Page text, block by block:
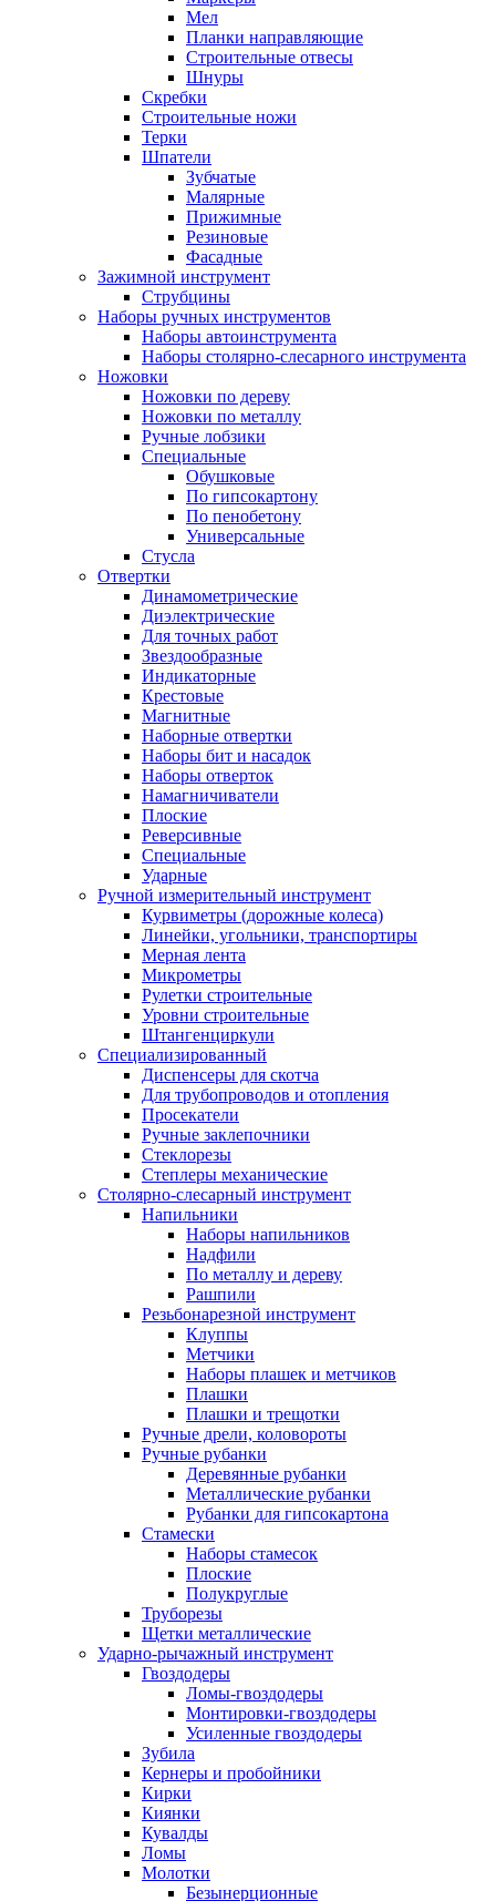
Мел
Планки направляющие
Строительные отвесы
Шнуры
Скребки
Строительные ножи
Терки
Шпатели
Зубчатые
Малярные
Прижимные
Резиновые
Фасадные
Зажимной инструмент
Струбцины
Наборы ручных инструментов
Наборы автоинструмента
Наборы столярно-слесарного инструмента
Ножовки
Ножовки по дереву
Ножовки по металлу
Ручные лобзики
Специальные
Обушковые
По гипсокартону
По пенобетону
Универсальные
Стусла
Отвертки
Динамометрические
Диэлектрические
Для точных работ
Звездообразные
Индикаторные
Крестовые
Магнитные
Наборные отвертки
Наборы бит и насадок
Наборы отверток
Намагничиватели
Плоские
Реверсивные
Специальные
Ударные
Ручной измерительный инструмент
Курвиметры (дорожные колеса)
Линейки, угольники, транспортиры
Мерная лента
Микрометры
Рулетки строительные
Уровни строительные
Штангенциркули
Специализированный
Диспенсеры для скотча
Для трубопроводов и отопления
Просекатели
Ручные заклепочники
Стеклорезы
Степлеры механические
Столярно-слесарный инструмент
Напильники
Наборы напильников
Надфили
По металлу и дереву
Рашпили
Резьбонарезной инструмент
Клуппы
Метчики
Наборы плашек и метчиков
Плашки
Плашки и трещотки
Ручные дрели, коловороты
Ручные рубанки
Деревянные рубанки
Металлические рубанки
Рубанки для гипсокартона
Стамески
Наборы стамесок
Плоские
Полукруглые
Труборезы
Щетки металлические
Ударно-рычажный инструмент
Гвоздодеры
Ломы-гвоздодеры
Монтировки-гвоздодеры
Усиленные гвоздодеры
Зубила
Кернеры и пробойники
Кирки
Киянки
Кувалды
Ломы
Молотки
Безынерционные